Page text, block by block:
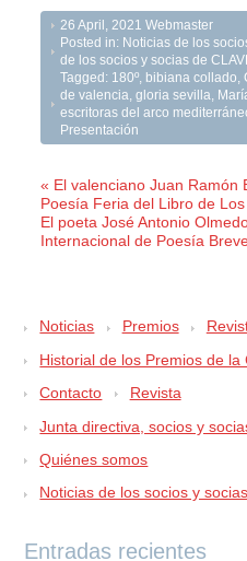
26 April, 2021
Webmaster
Posted in: Noticias de los
de los socios y socias de
Tagged: 180º bibiana collado ,
de valencia ,gloria sevilla
escritoras del arco
Presentación
« El valenciano Juan Ramón
Poesía Feria del Libro de
El poeta José Antonio
Internacional de Poesía
Noticias Premios
Historial de los Premios de
Contacto
Revista
Junta directiva, socios y
Quiénes somos
Noticias de los socios y
Entradas recientes